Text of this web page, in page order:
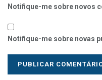
Notifique-me sobre novos
Notifique-me sobre novas